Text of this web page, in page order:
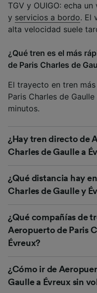
TGV y OUIGO: echa
y servicios a bordo. El
alta velocidad suele
¿Qué tren es el más
de Paris Charles de
El trayecto en tren
Paris Charles de
minutos.
¿Hay tren directo de
Charles de Gaulle a
¿Qué distancia hay
Charles de Gaulle y
¿Qué compañías de
Aeropuerto de Paris
Évreux?
¿Cómo ir de
Gaulle a Évreux sin